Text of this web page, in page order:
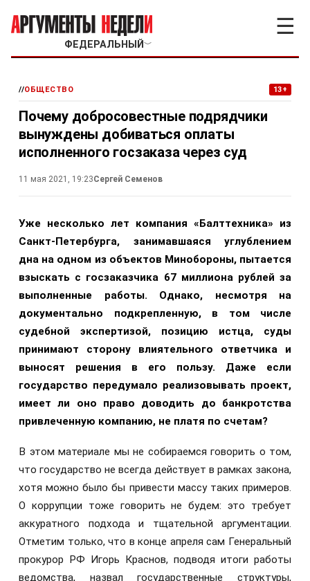
ФЕДЕРАЛЬНЫЙ ﹀
☰
//ОБЩЕСТВО 13+
Почему добросовестные подрядчики
вынуждены добиваться оплаты
исполненного госзаказа через суд
11 мая 2021, 19:23Сергей Семенов
Уже несколько лет компания «Балттехника» из
Санкт-Петербурга, занимавшаяся углублением
дна на одном из объектов Минобороны, пытается
взыскать с госзаказчика 67 миллиона рублей за
выполненные работы. Однако, несмотря на
документально подкрепленную, в том числе
судебной экспертизой, позицию истца, суды
принимают сторону влиятельного ответчика и
выносят решения в его пользу. Даже если
государство передумало реализовывать проект,
имеет ли оно право доводить до банкротства
привлеченную компанию, не платя по счетам?
В этом материале мы не собираемся говорить о том,
что государство не всегда действует в рамках закона,
хотя можно было бы привести массу таких примеров.
О коррупции тоже говорить не будем: это требует
аккуратного подхода и тщательной аргументации.
Отметим только, что в конце апреля сам Генеральный
прокурор РФ Игорь Краснов, подводя итоги работы
ведомства, назвал государственные структуры,